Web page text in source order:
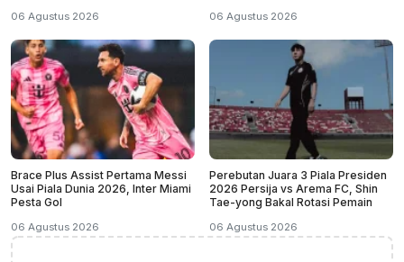
06 Agustus 2026 06 Agustus 2026
Brace Plus Assist Pertama Messi
Usai Piala Dunia 2026, Inter Miami
Pesta Gol
06 Agustus 2026
Perebutan Juara 3 Piala Presiden
2026 Persija vs Arema FC, Shin
Tae-yong Bakal Rotasi Pemain
06 Agustus 2026